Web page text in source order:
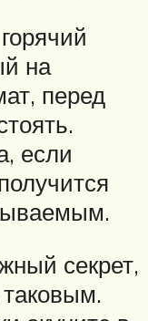
на
перед
если
секрет,